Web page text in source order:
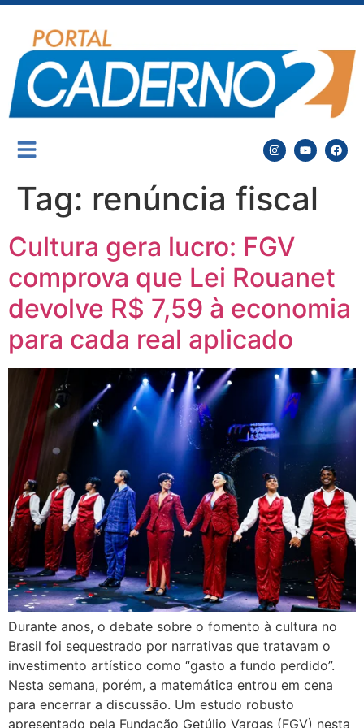
Tag: renúncia fiscal
Cultura gera lucro: FGV
comprova que Lei Rouanet
devolve R$ 7,59 à economia
para cada real aplicado
Durante anos, o debate sobre o fomento à cultura no
Brasil foi sequestrado por narrativas que tratavam o
investimento artístico como “gasto a fundo perdido”.
Nesta semana, porém, a matemática entrou em cena
para encerrar a discussão. Um estudo robusto
apresentado pela Fundação Getúlio Vargas (FGV) nesta